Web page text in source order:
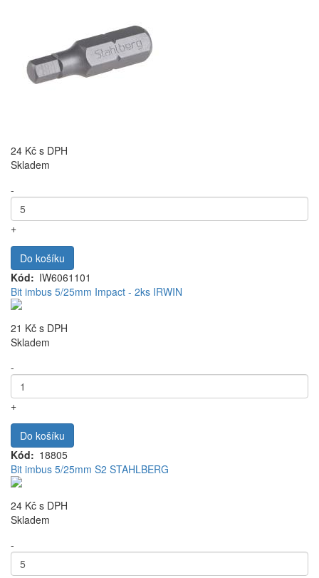
24 Kč s DPH
Skladem
-
+
Do košíku
Kód
IW6061101
Bit imbus 5/25mm Impact - 2ks IRWIN
21 Kč s DPH
Skladem
-
+
Do košíku
Kód
18805
Bit imbus 5/25mm S2 STAHLBERG
24 Kč s DPH
Skladem
-